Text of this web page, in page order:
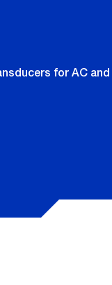
for AC